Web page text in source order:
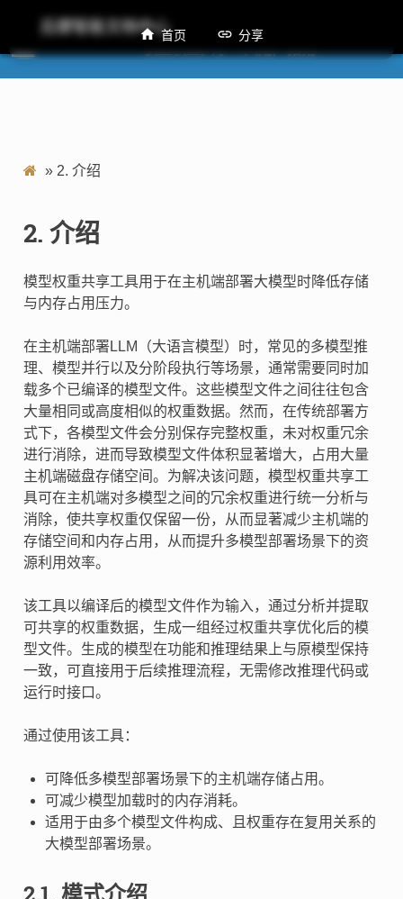
后摩智能文档中心
M50 模型权重共享工具用户指南
» 2. 介绍
2. 介绍
模型权重共享工具用于在主机端部署大模型时降低存储
与内存占用压力。
在主机端部署LLM（大语言模型）时，常见的多模型推
理、模型并行以及分阶段执行等场景，通常需要同时加
载多个已编译的模型文件。这些模型文件之间往往包含
大量相同或高度相似的权重数据。然而，在传统部署方
式下，各模型文件会分别保存完整权重，未对权重冗余
进行消除，进而导致模型文件体积显著增大，占用大量
主机端磁盘存储空间。为解决该问题，模型权重共享工
具可在主机端对多模型之间的冗余权重进行统一分析与
消除，使共享权重仅保留一份，从而显著减少主机端的
存储空间和内存占用，从而提升多模型部署场景下的资
源利用效率。
该工具以编译后的模型文件作为输入，通过分析并提取
可共享的权重数据，生成一组经过权重共享优化后的模
型文件。生成的模型在功能和推理结果上与原模型保持
一致，可直接用于后续推理流程，无需修改推理代码或
运行时接口。
通过使用该工具：
可降低多模型部署场景下的主机端存储占用。
可减少模型加载时的内存消耗。
适用于由多个模型文件构成、且权重存在复用关系的
大模型部署场景。
首页 分享